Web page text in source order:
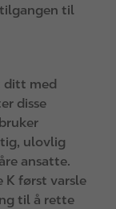
til
ditt med
disse
ulovlig
ansatte.
K først varsle
til å rette